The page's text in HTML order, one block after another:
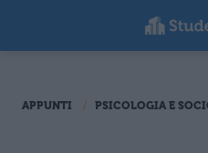
APPUNTI PSICOLOGIA E